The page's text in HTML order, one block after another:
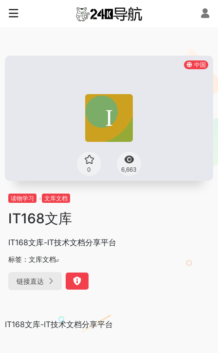
中国
0 6,663
读物学习 文库文档
IT168文库
IT168文库-IT技术文档分享平台
标签： 文库文档
链接直达
IT168文库-IT技术文档分享平台